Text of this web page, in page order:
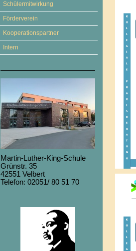
Schülermitwirkung
Förderverein
Kooperationspartner
Intern
Martin-Luther-King-Schule
Grünstr. 35
42551 Velbert
Telefon: 02051/ 80 51 70